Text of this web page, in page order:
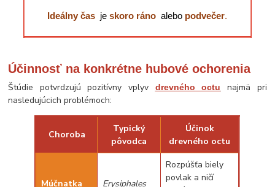
Ideálny čas jeskoro ráno alebo podvečer.
Účinnosť na konkrétne hubové ochorenia
Štúdie potvrdzujú pozitívny vplyv drevného octu
najmä pri
nasledujúcich problémoch:
Choroba
Typický
pôvodca
Účinok
drevného octu
Múčnatka Erysiphales
Rozpúšťa biely
povlak a ničí